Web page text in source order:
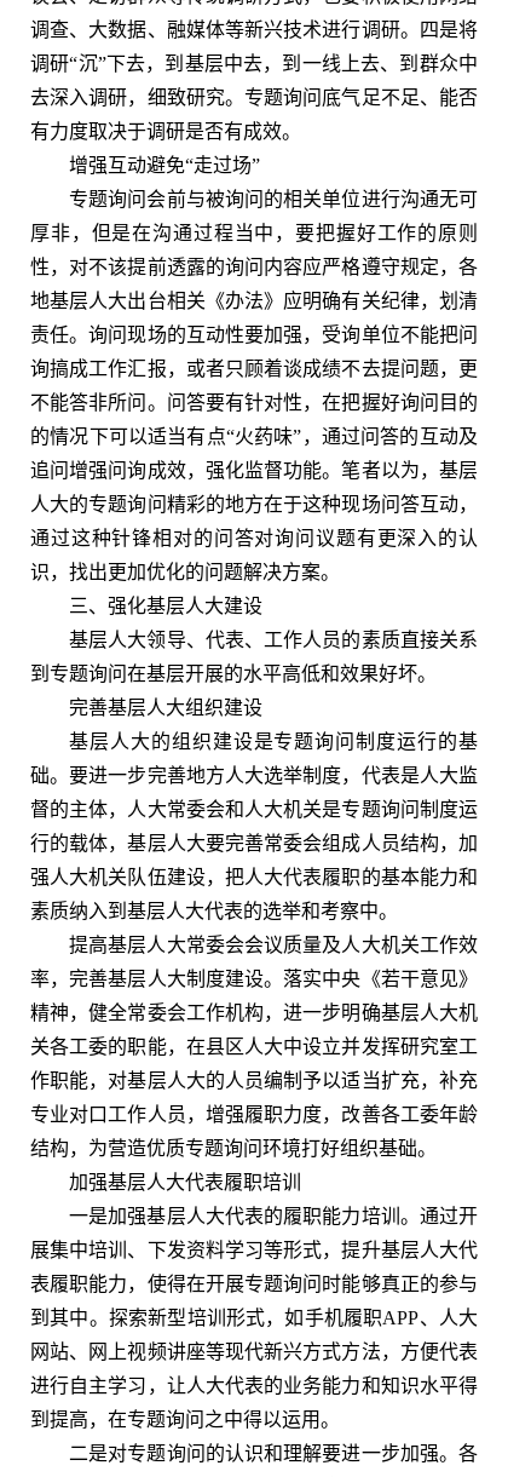
调查、大数据、融媒体等新兴技术进行调研。四是将
调研“沉”下去，到基层中去，到一线上去、到群众中
去深入调研，细致研究。专题询问底气足不足、能否
有力度取决于调研是否有成效。
增强互动避免“走过场”
专题询问会前与被询问的相关单位进行沟通无可
厚非，但是在沟通过程当中，要把握好工作的原则
性，对不该提前透露的询问内容应严格遵守规定，各
地基层人大出台相关《办法》应明确有关纪律，划清
责任。询问现场的互动性要加强，受询单位不能把问
询搞成工作汇报，或者只顾着谈成绩不去提问题，更
不能答非所问。问答要有针对性，在把握好询问目的
的情况下可以适当有点“火药味”，通过问答的互动及
追问增强问询成效，强化监督功能。笔者以为，基层
人大的专题询问精彩的地方在于这种现场问答互动，
通过这种针锋相对的问答对询问议题有更深入的认
识，找出更加优化的问题解决方案。
三、强化基层人大建设
基层人大领导、代表、工作人员的素质直接关系
到专题询问在基层开展的水平高低和效果好坏。
完善基层人大组织建设
基层人大的组织建设是专题询问制度运行的基
础。要进一步完善地方人大选举制度，代表是人大监
督的主体，人大常委会和人大机关是专题询问制度运
行的载体，基层人大要完善常委会组成人员结构，加
强人大机关队伍建设，把人大代表履职的基本能力和
素质纳入到基层人大代表的选举和考察中。
提高基层人大常委会会议质量及人大机关工作效
率，完善基层人大制度建设。落实中央《若干意见》
精神，健全常委会工作机构，进一步明确基层人大机
关各工委的职能，在县区人大中设立并发挥研究室工
作职能，对基层人大的人员编制予以适当扩充，补充
专业对口工作人员，增强履职力度，改善各工委年龄
结构，为营造优质专题询问环境打好组织基础。
加强基层人大代表履职培训
一是加强基层人大代表的履职能力培训。通过开
展集中培训、下发资料学习等形式，提升基层人大代
表履职能力，使得在开展专题询问时能够真正的参与
到其中。探索新型培训形式，如手机履职APP、人大
网站、网上视频讲座等现代新兴方式方法，方便代表
进行自主学习，让人大代表的业务能力和知识水平得
到提高，在专题询问之中得以运用。
二是对专题询问的认识和理解要进一步加强。各